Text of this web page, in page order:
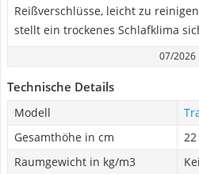
Reißverschlüsse, leicht zu
stellt ein trockenes Schlafklima
07/2026
Technische Details
Modell
Gesamthöhe in cm
Raumgewicht in kg/m3